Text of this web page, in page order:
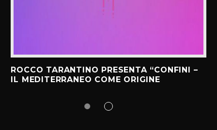
ROCCO TARANTINO PRESENTA “CONFINI –
IL MEDITERRANEO COME ORIGINE